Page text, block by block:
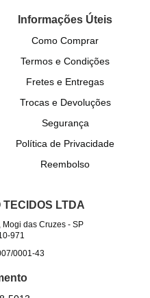
Informações Úteis
Como Comprar
Termos e Condições
Fretes e Entregas
Trocas e Devoluções
Segurança
Política de Privacidade
Reembolso
LTDA
Mogi das Cruzes -SP
971
0001-43